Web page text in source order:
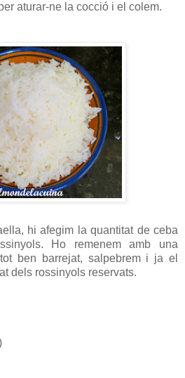
aturar-ne la cocció i el colem.
hi afegim la quantitat de ceba
Ho remenem amb una
ben barrejat, salpebrem i ja el
dels rossinyols reservats.